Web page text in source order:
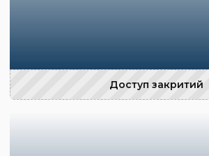
Доступ закритий